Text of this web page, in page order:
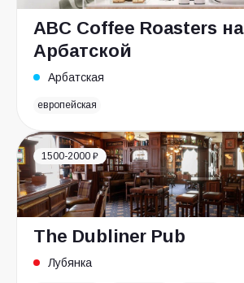
ABC Coffee Roasters на
Арбатской
Арбатская
европейская
1500-2000 ₽
The Dubliner Pub
Лубянка